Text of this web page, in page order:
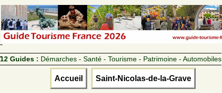
12 Guides : Démarches - Santé - Tourisme - Patrimoine - Automobiles
Accueil Saint-Nicolas-de-la-Grave